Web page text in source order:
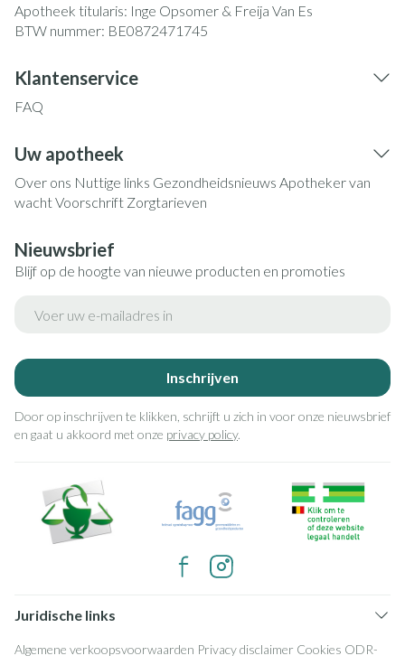
Apotheek titularis: Inge Opsomer & Freija Van Es
BTW nummer: BE0872471745
Klantenservice
FAQ
Uw apotheek
Over ons Nuttige links Gezondheidsnieuws Apotheker van
wachtVoorschrift Zorgtarieven
Nieuwsbrief
Blijf op de hoogte van nieuwe producten en promoties
Inschrijven
Door op inschrijven te klikken, schrijft u zich in voor onze nieuwsbrief
en gaat u akkoord met onze privacy policy.
Juridische links
Algemene verkoopsvoorwaarden Privacy disclaimer Cookies ODR-